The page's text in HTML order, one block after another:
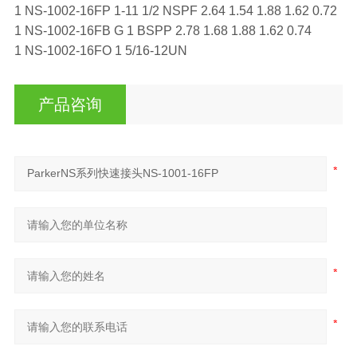
1 NS-1002-16FP 1-11 1/2 NSPF 2.64 1.54 1.88 1.62 0.72
1 NS-1002-16FB G 1 BSPP 2.78 1.68 1.88 1.62 0.74
1 NS-1002-16FO 1 5/16-12UN
产品咨询